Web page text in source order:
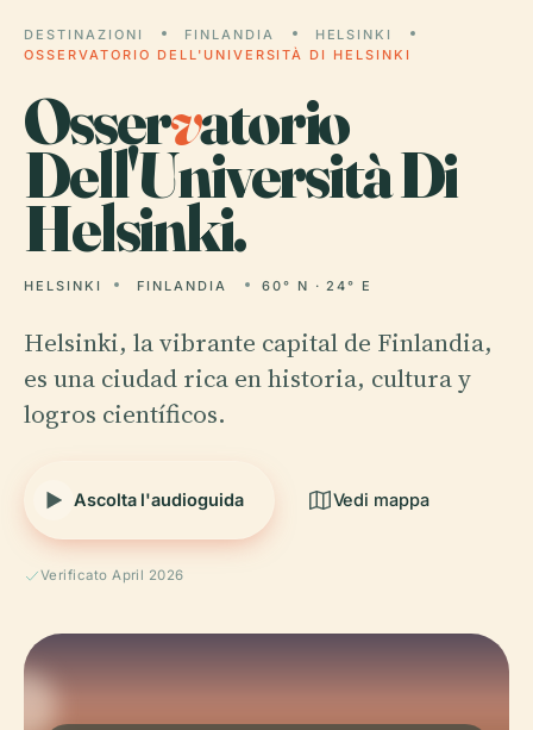
DESTINAZIONI FINLANDIA
HELSINKI
OSSERVATORIO DELL'UNIVERSITÀ DI HELSINKI
Osservatorio
Dell'Università Di
Helsinki.
HELSINKI FINLANDIA 60° N · 24° E
Helsinki, la vibrante capital de Finlandia,
es una ciudad rica en historia, cultura y
logros científicos.
Ascolta l'audioguida Vedi mappa
Verificato April 2026